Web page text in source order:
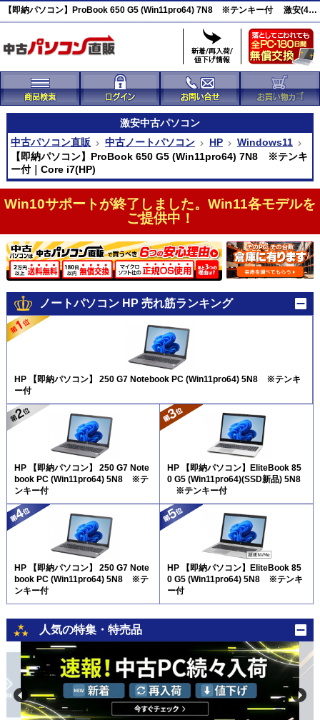
【即納パソコン】ProBook 650 G5 (Win11pro64) 7N8 ※テンキー付 激安(46087)
激安中古パソコン
中古パソコン直販
中古ノートパソコン HP
Windows11
【即納パソコン】ProBook 650 G5 (Win11pro64) 7N8 ※テンキ
ー付｜Core i7(HP)
Win10サポートが終了しました。Win11各モデルを
ご提供中！
ノートパソコン HP 売れ筋ランキング
HP 【即納パソコン】 250 G7 Notebook PC (Win11pro64) 5N8 ※テンキ
ー付
HP 【即納パソコン】 250 G7 Note
book PC (Win11pro64) 5N8 ※テ
ンキー付
HP 【即納パソコン】EliteBook 85
0 G5 (Win11pro64)(SSD新品) 5N8
※テンキー付
HP 【即納パソコン】 250 G7 Note
book PC (Win11pro64) 5N8 ※テ
ンキー付
HP 【即納パソコン】EliteBook 85
0 G5 (Win11pro64) 5N8 ※テンキ
ー付
人気の特集・特売品